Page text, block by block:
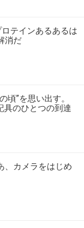
テインあるあるは
消だ
頃”を思い出す。
具のひとつの到達
、カメラをはじめ